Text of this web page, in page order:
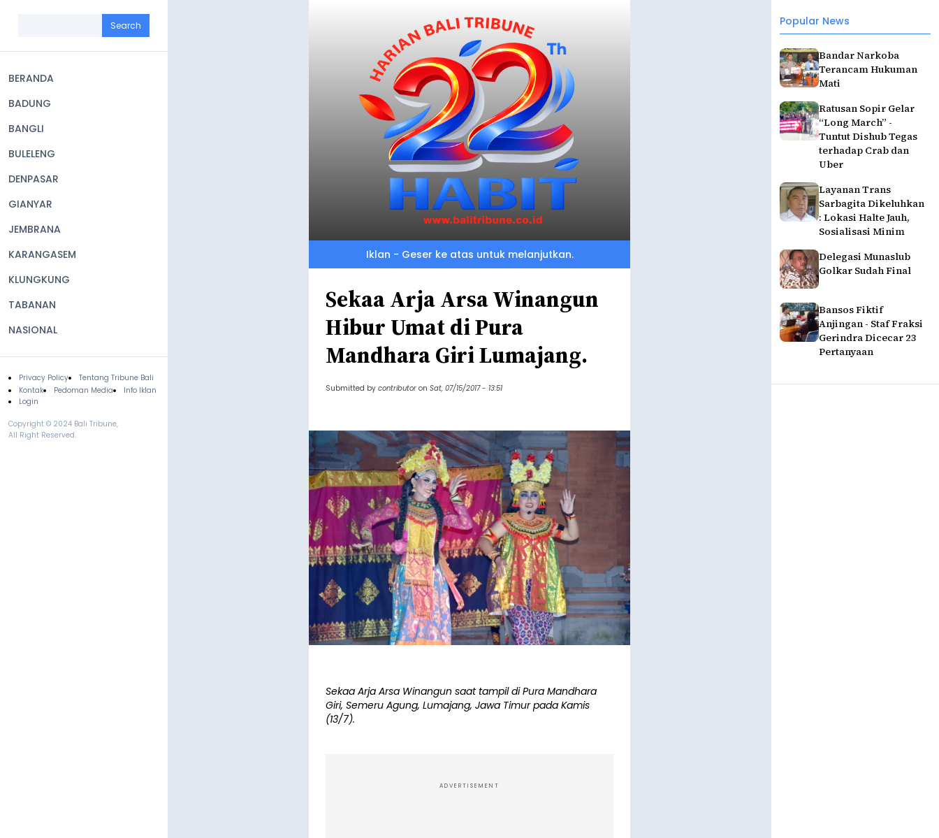
navigation
BERANDA
BADUNG
BANGLI
BULELENG
DENPASAR
GIANYAR
JEMBRANA
KARANGASEM
KLUNGKUNG
TABANAN
NASIONAL
Footer
Privacy Policy
Tentang Tribune Bali
Kontak
Pedoman Media
Info Iklan
Login
Copyright © 2024 Bali Tribune,
All Right Reserved.
Popular News
Bandar Narkoba
Terancam Hukuman
Mati
Ratusan Sopir Gelar
“Long March” -
Tuntut Dishub Tegas
terhadap Crab dan
Uber
Layanan Trans
Sarbagita Dikeluhkan
: Lokasi Halte Jauh,
Sosialisasi Minim
Delegasi Munaslub
Golkar Sudah Final
Bansos Fiktif
Anjingan - Staf Fraksi
Gerindra Dicecar 23
Pertanyaan
Iklan - Geser ke atas untuk melanjutkan.
Sekaa Arja Arsa Winangun
Hibur Umat di Pura
Mandhara Giri Lumajang.
Submitted by contributor on Sat, 07/15/2017 - 13:51
Sekaa Arja Arsa Winangun saat tampil di Pura Mandhara
Giri, Semeru Agung, Lumajang, Jawa Timur pada Kamis
(13/7).
ADVERTISEMENT